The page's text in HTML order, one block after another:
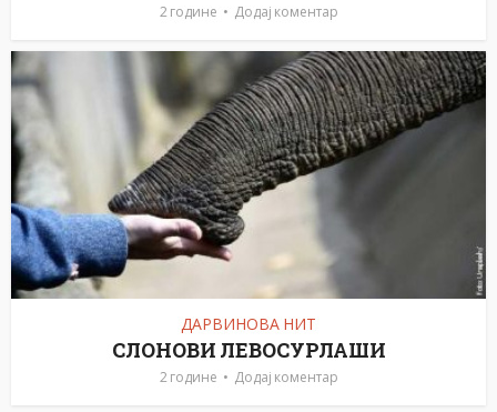
2 године Додај коментар
ДАРВИНОВА НИТ
СЛОНОВИ ЛЕВОСУРЛАШИ
2 године Додај коментар